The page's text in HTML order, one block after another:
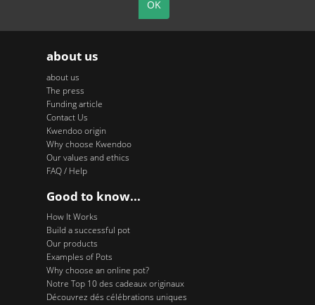
about us
about us
The press
Funding article
Contact Us
Kwendoo origin
Why choose Kwendoo
Our values and ethics
FAQ / Help
Good to know...
How It Works
Build a successful pot
Our products
Examples of Pots
Why choose an online pot?
Notre Top 10 des cadeaux originaux
Découvrez dés célébrations uniques